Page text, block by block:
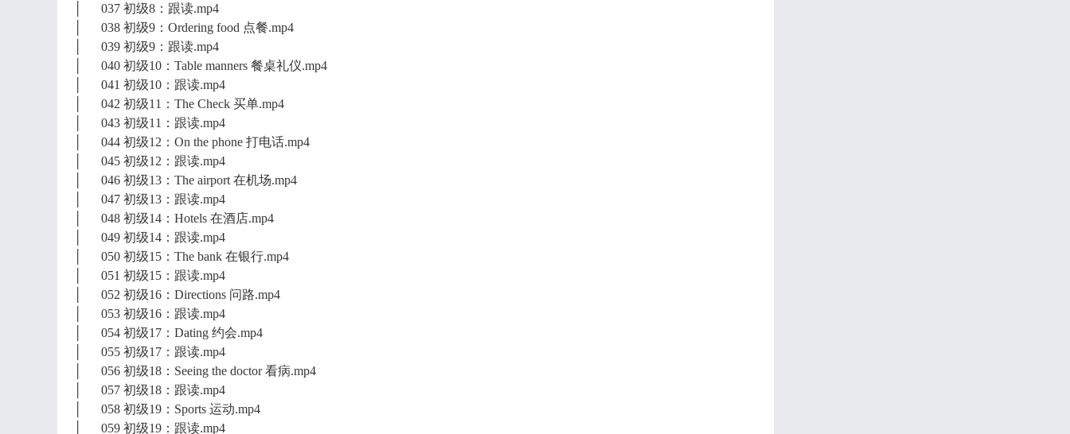
│ 037 初级8：跟读.mp4
│ 038 初级9：Ordering food 点餐.mp4
│ 039 初级9：跟读.mp4
│ 040 初级10：Table manners 餐桌礼仪.mp4
│ 041 初级10：跟读.mp4
│ 042 初级11：The Check 买单.mp4
│ 043 初级11：跟读.mp4
│ 044 初级12：On the phone 打电话.mp4
│ 045 初级12：跟读.mp4
│ 046 初级13：The airport 在机场.mp4
│ 047 初级13：跟读.mp4
│ 048 初级14：Hotels 在酒店.mp4
│ 049 初级14：跟读.mp4
│ 050 初级15：The bank 在银行.mp4
│ 051 初级15：跟读.mp4
│ 052 初级16：Directions 问路.mp4
│ 053 初级16：跟读.mp4
│ 054 初级17：Dating 约会.mp4
│ 055 初级17：跟读.mp4
│ 056 初级18：Seeing the doctor 看病.mp4
│ 057 初级18：跟读.mp4
│ 058 初级19：Sports 运动.mp4
│ 059 初级19：跟读.mp4